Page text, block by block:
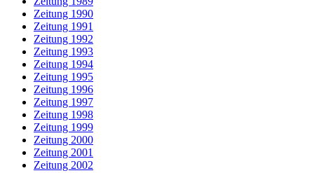
Zeitung 1990
Zeitung 1991
Zeitung 1992
Zeitung 1993
Zeitung 1994
Zeitung 1995
Zeitung 1996
Zeitung 1997
Zeitung 1998
Zeitung 1999
Zeitung 2000
Zeitung 2001
Zeitung 2002